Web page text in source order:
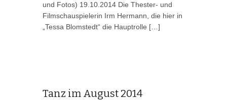
und Fotos) 19.10.2014 Die Thester- und
Filmschauspielerin Irm Hermann, die hier in
„Tessa Blomstedt“ die Hauptrolle […]
Tanz im August 2014